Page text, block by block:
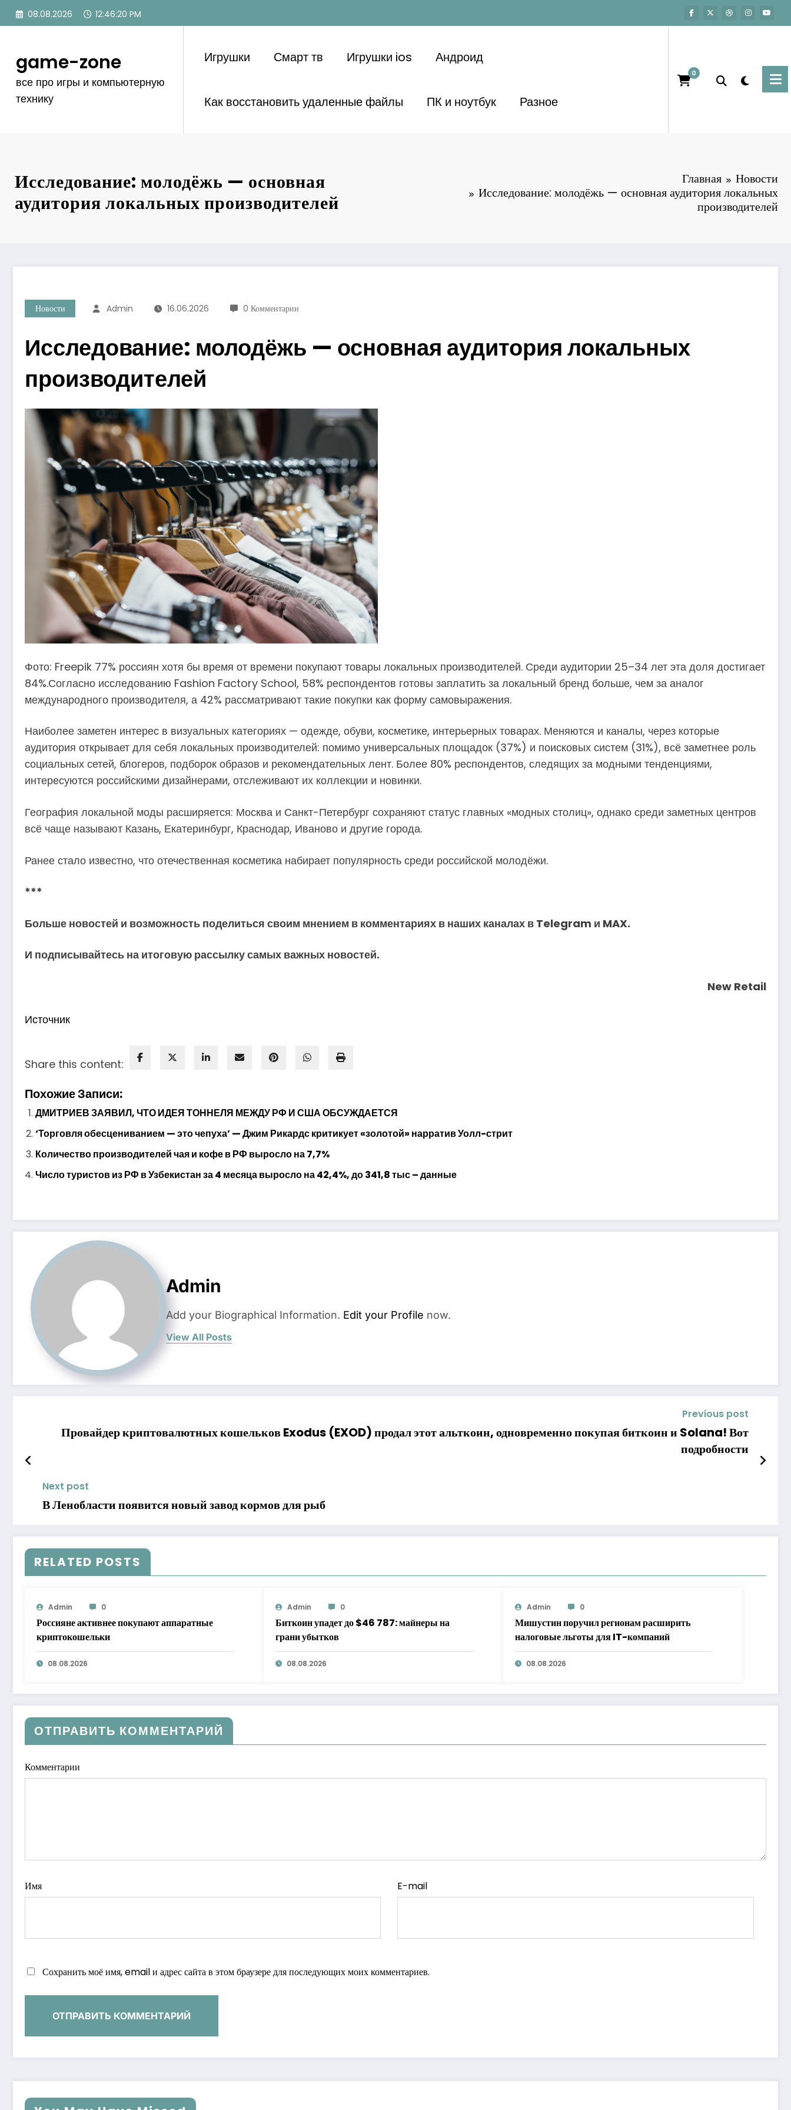
Перейти
08.08.2026 12:46:21 PM
game-zone
все про игры и компьютерную
технику
Игрушки Смарт тв Игрушки ios Андроид
Как восстановить удаленные файлы ПК и ноутбук Разное
0
Исследование: молодёжь — основная
аудитория локальных производителей
Главная
Новости
Исследование: молодёжь — основная аудитория локальных
производителей
Новости Admin 16.06.2026 0 Комментарии
Исследование: молодёжь — основная аудитория локальных
производителей
Фото: Freepik 77% россиян хотя бы время от времени покупают товары локальных производителей. Среди аудитории 25–34 лет эта доля достигает
84%.Согласно исследованию Fashion Factory School, 58% респондентов готовы заплатить за локальный бренд больше, чем за аналог
международного производителя, а 42% рассматривают такие покупки как форму самовыражения.
Наиболее заметен интерес в визуальных категориях — одежде, обуви, косметике, интерьерных товарах. Меняются и каналы, через которые
аудитория открывает для себя локальных производителей: помимо универсальных площадок (37%) и поисковых систем (31%), всё заметнее роль
социальных сетей, блогеров, подборок образов и рекомендательных лент. Более 80% респондентов, следящих за модными тенденциями,
интересуются российскими дизайнерами, отслеживают их коллекции и новинки.
География локальной моды расширяется: Москва и Санкт-Петербург сохраняют статус главных «модных столиц», однако среди заметных центров
всё чаще называют Казань, Екатеринбург, Краснодар, Иваново и другие города.
Ранее стало известно, что отечественная косметика набирает популярность среди российской молодёжи.
***
Больше новостей и возможность поделиться своим мнением в комментариях в наших каналах в Telegram и MAX.
И подписывайтесь на итоговую рассылку самых важных новостей.
New Retail
Источник
Share this content:
Похожие Записи:
ДМИТРИЕВ ЗАЯВИЛ, ЧТО ИДЕЯ ТОННЕЛЯ МЕЖДУ РФ И США ОБСУЖДАЕТСЯ
‘Торговля обесцениванием — это чепуха’ — Джим Рикардс критикует «золотой» нарратив Уолл-стрит
Количество производителей чая и кофе в РФ выросло на 7,7%
Число туристов из РФ в Узбекистан за 4 месяца выросло на 42,4%, до 341,8 тыс – данные
Admin
Add your Biographical Information. Edit your Profile now.
View All Posts
Previous post
Провайдер криптовалютных кошельков Exodus (EXOD) продал этот альткоин, одновременно покупая биткоин и Solana! Вот
подробности
Next post
В Ленобласти появится новый завод кормов для рыб
RELATED POSTS
Admin 0
Россияне активнее покупают аппаратные
криптокошельки
08.08.2026
Admin 0
Биткоин упадет до $46 787: майнеры на
грани убытков
08.08.2026
Admin 0
Мишустин поручил регионам расширить
налоговые льготы для IT-компаний
08.08.2026
ОТПРАВИТЬ КОММЕНТАРИЙ
Комментарии
Имя E-mail
Сохранить моё имя, email и адрес сайта в этом браузере для последующих моих комментариев.